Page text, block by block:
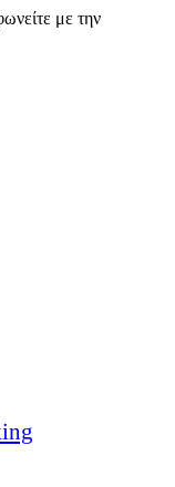
με την